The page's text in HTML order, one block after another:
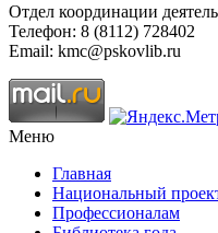
Отдел координации
Телефон: 8 (8112) 728402
Email: kmc@pskovlib.ru
Меню
Главная
Национальный
Профессионалам